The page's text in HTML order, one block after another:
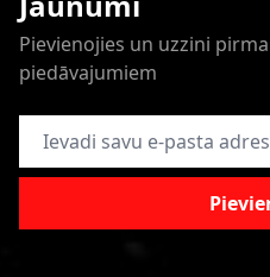
Pievienojies un uzzini
piedāvajumiem
E-pasta adrese